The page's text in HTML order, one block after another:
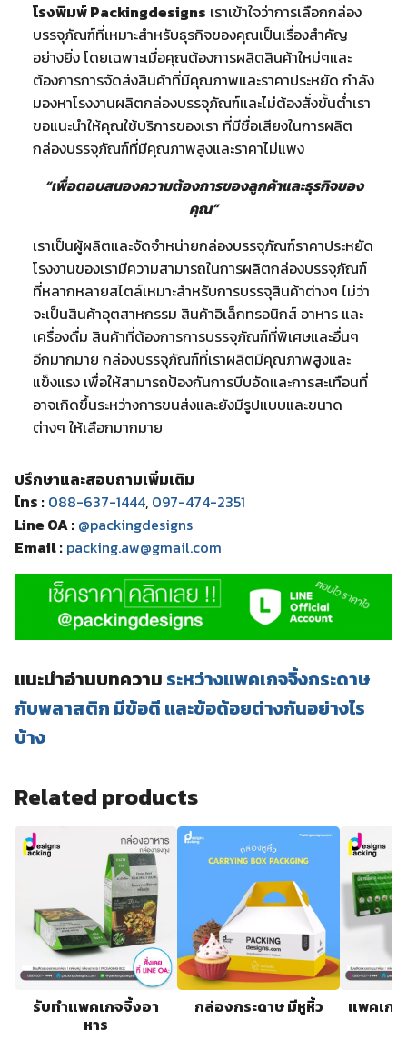
โรงพิมพ์ Packingdesigns เราเข้าใจว่าการเลือกกล่อง
บรรจุภัณฑ์ที่เหมาะสำหรับธุรกิจของคุณเป็นเรื่องสำคัญ
อย่างยิ่ง โดยเฉพาะเมื่อคุณต้องการผลิตสินค้าใหม่ๆและ
ต้องการการจัดส่งสินค้าที่มีคุณภาพและราคาประหยัด กำลัง
มองหาโรงงานผลิตกล่องบรรจุภัณฑ์และไม่ต้องสั่งขั้นต่ำเรา
ขอแนะนำให้คุณใช้บริการของเรา ที่มีชื่อเสียงในการผลิต
กล่องบรรจุภัณฑ์ที่มีคุณภาพสูงและราคาไม่แพง
“เพื่อตอบสนองความต้องการของลูกค้าและธุรกิจของ
คุณ”
เราเป็นผู้ผลิตและจัดจำหน่ายกล่องบรรจุภัณฑ์ราคาประหยัด
โรงงานของเรามีความสามารถในการผลิตกล่องบรรจุภัณฑ์
ที่หลากหลายสไตล์เหมาะสำหรับการบรรจุสินค้าต่างๆ ไม่ว่า
จะเป็นสินค้าอุตสาหกรรม สินค้าอิเล็กทรอนิกส์ อาหาร และ
เครื่องดื่ม สินค้าที่ต้องการการบรรจุภัณฑ์ที่พิเศษและอื่นๆ
อีกมากมาย กล่องบรรจุภัณฑ์ที่เราผลิตมีคุณภาพสูงและ
แข็งแรง เพื่อให้สามารถป้องกันการบีบอัดและการสะเทือนที่
อาจเกิดขึ้นระหว่างการขนส่งและยังมีรูปแบบและขนาด
ต่างๆ ให้เลือกมากมาย
ปรึกษาและสอบถามเพิ่มเติม
โทร : 088-637-1444, 097-474-2351
Line OA : @packingdesigns
Email : packing.aw@gmail.com
แนะนำอ่านบทความ ระหว่างแพคเกจจิ้งกระดาษ
กับพลาสติก มีข้อดี และข้อด้อยต่างกันอย่างไร
บ้าง
Related products
รับทำแพคเกจจิ้งอา
หาร
กล่องกระดาษ มีหูหิ้ว แพคเกจ